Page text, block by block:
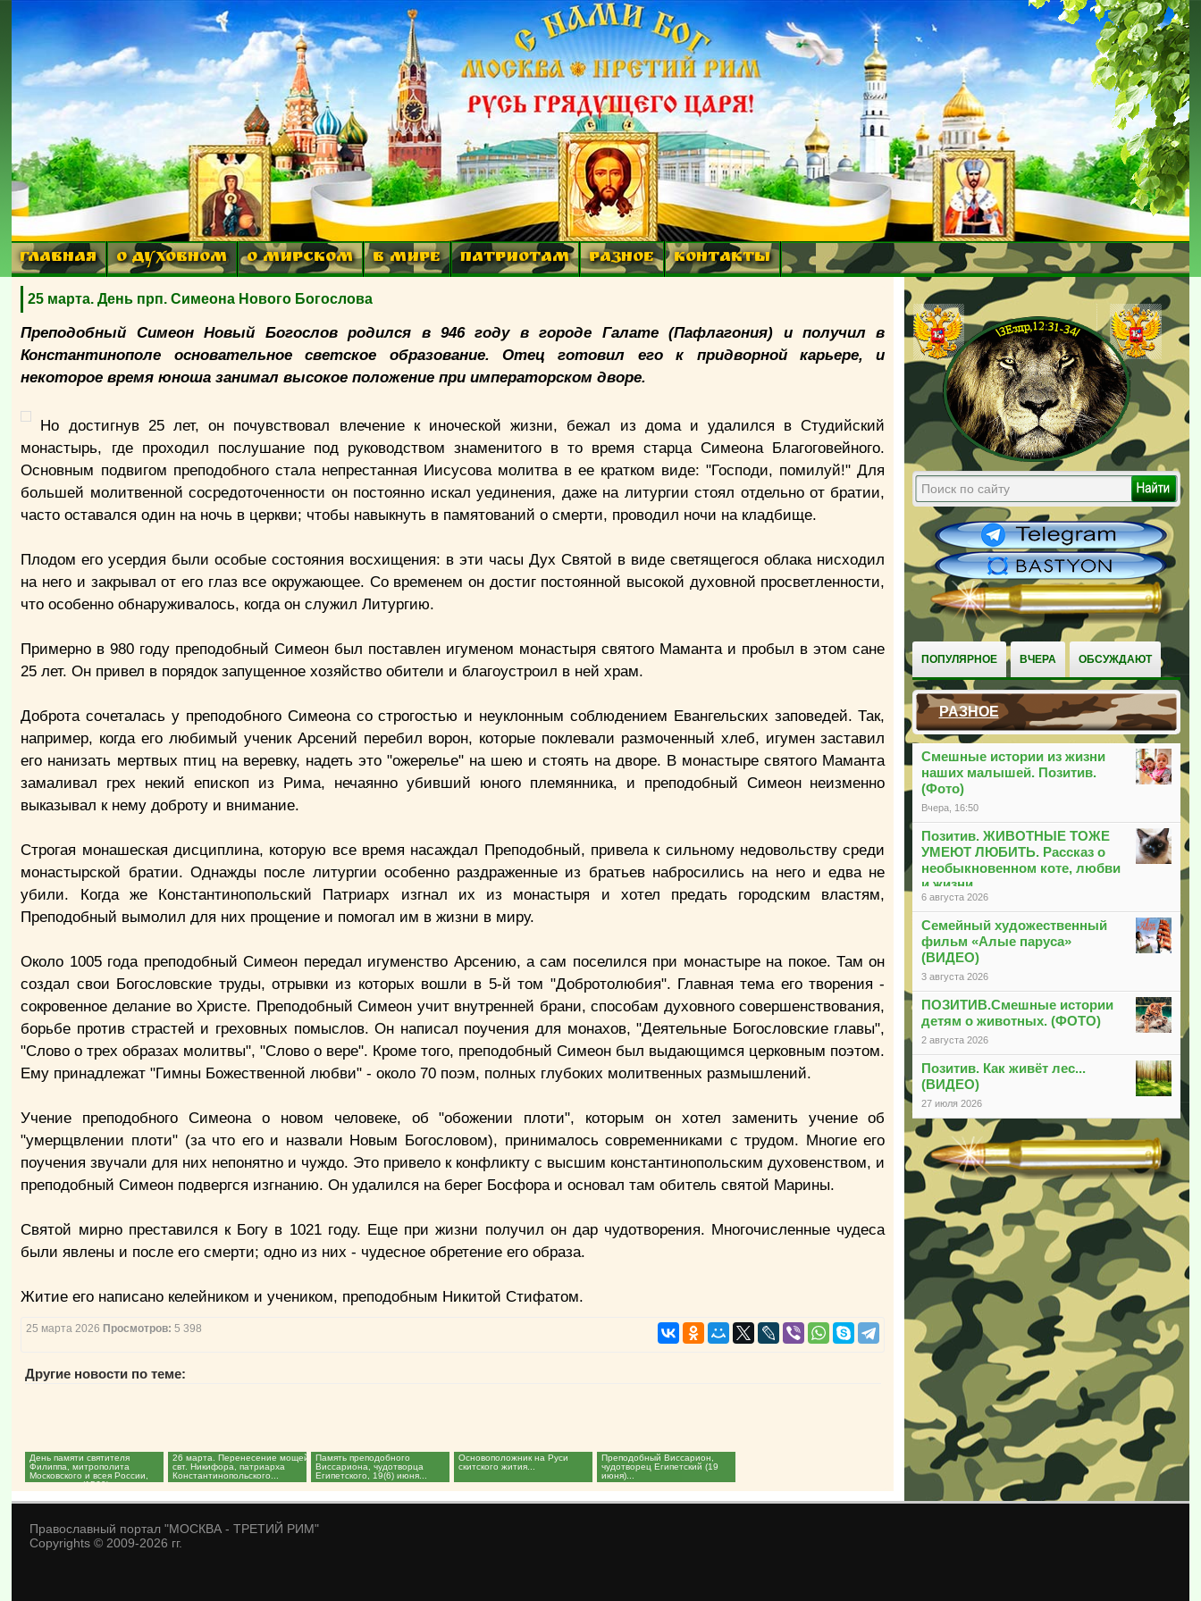
ГЛАВНАЯ О ДУХОВНОМ О МИРСКОМ В МИРЕ ПАТРИОТАМ РАЗНОЕ КОНТАКТЫ
ПОПУЛЯРНОЕ ВЧЕРА ОБСУЖДАЮТ
РАЗНОЕ
Смешные истории из жизни
наших малышей. Позитив.
(Фото)
Вчера, 16:50
Позитив. ЖИВОТНЫЕ ТОЖЕ
УМЕЮТ ЛЮБИТЬ. Рассказ о
необыкновенном коте, любви
и жизни
6 августа 2026
Семейный художественный
фильм «Алые паруса»
(ВИДЕО)
3 августа 2026
ПОЗИТИВ.Смешные истории
детям о животных. (ФОТО)
2 августа 2026
Позитив. Как живёт лес...
(ВИДЕО)
27 июля 2026
25 марта. День прп. Симеона Нового Богослова
Преподобный Симеон Новый Богослов родился в 946 году в городе Галате (Пафлагония) и получил в
Константинополе основательное светское образование. Отец готовил его к придворной карьере, и
некоторое время юноша занимал высокое положение при императорском дворе.
Но достигнув 25 лет, он почувствовал влечение к иноческой жизни, бежал из дома и удалился в Студийский
монастырь, где проходил послушание под руководством знаменитого в то время старца Симеона Благоговейного.
Основным подвигом преподобного стала непрестанная Иисусова молитва в ее кратком виде: "Господи, помилуй!" Для
большей молитвенной сосредоточенности он постоянно искал уединения, даже на литургии стоял отдельно от братии,
часто оставался один на ночь в церкви; чтобы навыкнуть в памятований о смерти, проводил ночи на кладбище.
Плодом его усердия были особые состояния восхищения: в эти часы Дух Святой в виде светящегося облака нисходил
на него и закрывал от его глаз все окружающее. Со временем он достиг постоянной высокой духовной просветленности,
что особенно обнаруживалось, когда он служил Литургию.
Примерно в 980 году преподобный Симеон был поставлен игуменом монастыря святого Маманта и пробыл в этом сане
25 лет. Он привел в порядок запущенное хозяйство обители и благоустроил в ней храм.
Доброта сочеталась у преподобного Симеона со строгостью и неуклонным соблюдением Евангельских заповедей. Так,
например, когда его любимый ученик Арсений перебил ворон, которые поклевали размоченный хлеб, игумен заставил
его нанизать мертвых птиц на веревку, надеть это "ожерелье" на шею и стоять на дворе. В монастыре святого Маманта
замаливал грех некий епископ из Рима, нечаянно убивший юного племянника, и преподобный Симеон неизменно
выказывал к нему доброту и внимание.
Строгая монашеская дисциплина, которую все время насаждал Преподобный, привела к сильному недовольству среди
монастырской братии. Однажды после литургии особенно раздраженные из братьев набросились на него и едва не
убили. Когда же Константинопольский Патриарх изгнал их из монастыря и хотел предать городским властям,
Преподобный вымолил для них прощение и помогал им в жизни в миру.
Около 1005 года преподобный Симеон передал игуменство Арсению, а сам поселился при монастыре на покое. Там он
создал свои Богословские труды, отрывки из которых вошли в 5-й том "Добротолюбия". Главная тема его творения -
сокровенное делание во Христе. Преподобный Симеон учит внутренней брани, способам духовного совершенствования,
борьбе против страстей и греховных помыслов. Он написал поучения для монахов, "Деятельные Богословские главы",
"Слово о трех образах молитвы", "Слово о вере". Кроме того, преподобный Симеон был выдающимся церковным поэтом.
Ему принадлежат "Гимны Божественной любви" - около 70 поэм, полных глубоких молитвенных размышлений.
Учение преподобного Симеона о новом человеке, об "обожении плоти", которым он хотел заменить учение об
"умерщвлении плоти" (за что его и назвали Новым Богословом), принималось современниками с трудом. Многие его
поучения звучали для них непонятно и чуждо. Это привело к конфликту с высшим константинопольским духовенством, и
преподобный Симеон подвергся изгнанию. Он удалился на берег Босфора и основал там обитель святой Марины.
Святой мирно преставился к Богу в 1021 году. Еще при жизни получил он дар чудотворения. Многочисленные чудеса
были явлены и после его смерти; одно из них - чудесное обретение его образа.
Житие его написано келейником и учеником, преподобным Никитой Стифатом.
25 марта 2026 Просмотров: 5 398
Другие новости по теме:
День памяти святителя
Филиппа, митрополита
Московского и всея России,
чудотворца (1569)...
26 марта. Перенесение мощей
свт. Никифора, патриарха
Константинопольского...
Память преподобного
Виссариона, чудотворца
Египетского, 19(6) июня...
Основоположник на Руси
скитского жития...
Преподобный Виссарион,
чудотворец Египетский (19
июня)...
Православный портал "МОСКВА - ТРЕТИЙ РИМ"
Copyrights © 2009-2026 гг.